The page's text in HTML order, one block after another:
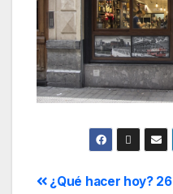
¿Qué hacer hoy? 26